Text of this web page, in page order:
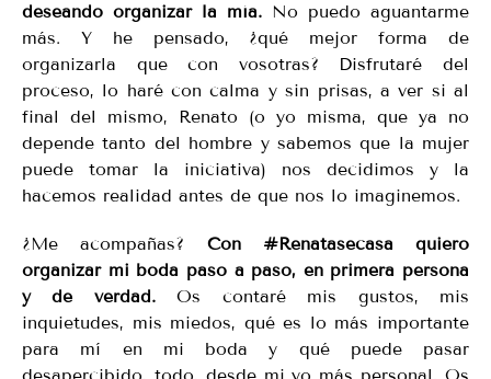
deseando organizar la mía. No puedo aguantarme
más. Y he pensado, ¿qué mejor forma de
organizarla que con vosotras? Disfrutaré del
proceso, lo haré con calma y sin prisas, a ver si al
final del mismo, Renato (o yo misma, que ya no
depende tanto del hombre y sabemos que la mujer
puede tomar la iniciativa) nos decidimos y la
hacemos realidad antes de que nos lo imaginemos.
¿Me acompañas? Con #Renatasecasa quiero
organizar mi boda paso a paso, en primera persona
y de verdad.Os contaré mis gustos, mis
inquietudes, mis miedos, qué es lo más importante
para mí en mi boda y qué puede pasar